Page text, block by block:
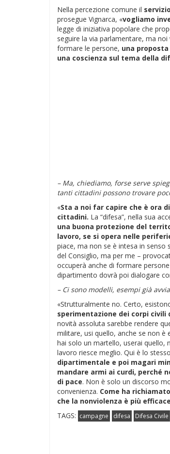
Nella percezione comune il
prosegue Vignarca, «vogliamo
legge di iniziativa popolare che
seguire la via parlamentare, ma
formare le persone, una
una coscienza sul tema della
– Ma, chiediamo, forse serve
tanti cittadini possono trovare
«Sta a noi far capire che è ora
cittadini. La “difesa”, nella sua
una buona protezione del
lavoro, se si opera nelle
piace, ma non se è intesa in
del Consiglio, ma per me –
occuperà anche di formare
dipartimento dovrà poi dialogare
– Ci sono modelli, esempi già
«Strutturalmente no. Certo,
sperimentazione dei corpi civili
novità assoluta sarebbe rendere
militare, usi quello, anche se non è
hai solo un martello, userai quello,
lavoro riesce meglio. Qui è lo
dipartimentale e poi magari
mandare armi ai curdi, perché
di pace. Non è solo un discorso
convenienza. Come ha
che la nonviolenza è più
TAGS: campagne difesa Difesa Civile